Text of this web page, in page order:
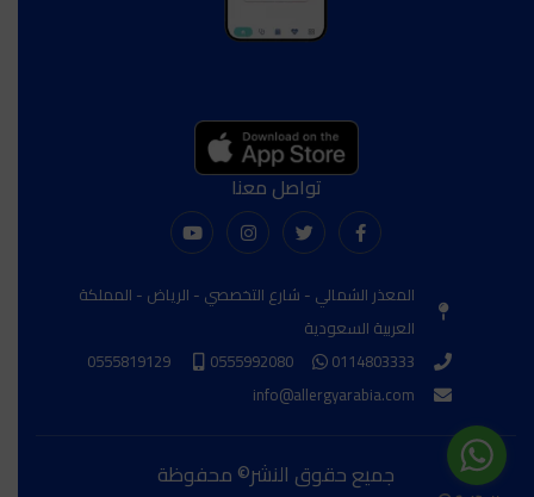
تواصل معنا
المعذر الشمالي - شارع التخصصي - الرياض - المملكة
العربية السعودية
0114803333
0555992080
0555819129
info@allergyarabia.com
جميع حقوق النشر© محفوظة